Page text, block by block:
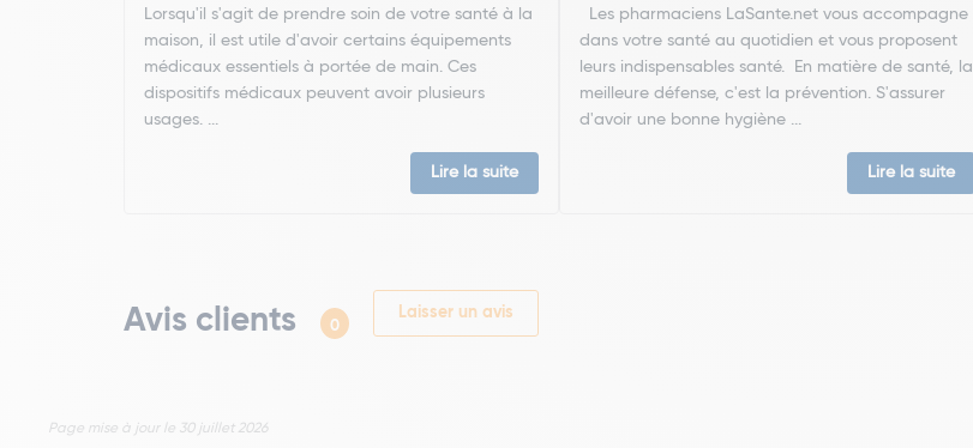
Lorsqu'il s'agit de prendre soin de votre santé à la
maison, il est utile d'avoir certains équipements
médicaux essentiels à portée de main. Ces
dispositifs médicaux peuvent avoir plusieurs
usages. ...
Lire la suite
Les pharmaciens LaSante.net vous accompagne
dans votre santé au quotidien et vous proposent
leurs indispensables santé. En matière de santé, la
meilleure défense, c'est la prévention. S'assurer
d'avoir une bonne hygiène ...
Lire la suite
Avis clients 0
Laisser un avis
Page mise à jour le 30 juillet 2026